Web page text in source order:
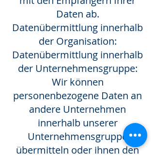
Daten ab.
Datenübermittlung innerhalb
der Organisation:
Datenübermittlung innerhalb
der Unternehmensgruppe:
Wir können
personenbezogene Daten an
andere Unternehmen
innerhalb unserer
Unternehmensgruppe
übermitteln oder ihnen den